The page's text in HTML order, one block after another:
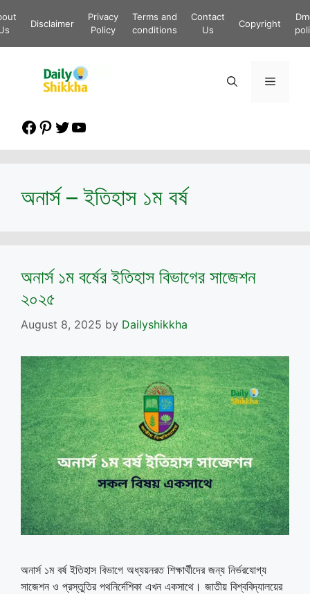
to
Disclaimer
Privacy
Policy
Terms and
conditions
Contact
Us
Copyright
Menu
Facebook
Pinterest
Twitter
YouTube
অনার্স – ইতিহাস ১ম বর্ষ
অনার্স ১ম বর্ষের ইতিহাস বিভাগের সাজেশন
২০২৫
August 8, 2025 by Dailyshikkha
অনার্স ১ম বর্ষ ইতিহাস বিভাগে অধ্যয়নরত শিক্ষার্থীদের জন্য নির্ভরযোগ্য
সাজেশন ও প্রস্তুতির পথনির্দেশিকা এখন একসাথে। জাতীয় বিশ্ববিদ্যালয়ের